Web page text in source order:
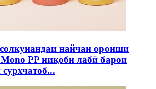
найчаи ороиши
PP ниқоби лабӣ барои